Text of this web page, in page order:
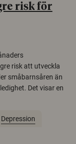
risk för
risk att utveckla
småbarnsåren än
Det visar en
Depression